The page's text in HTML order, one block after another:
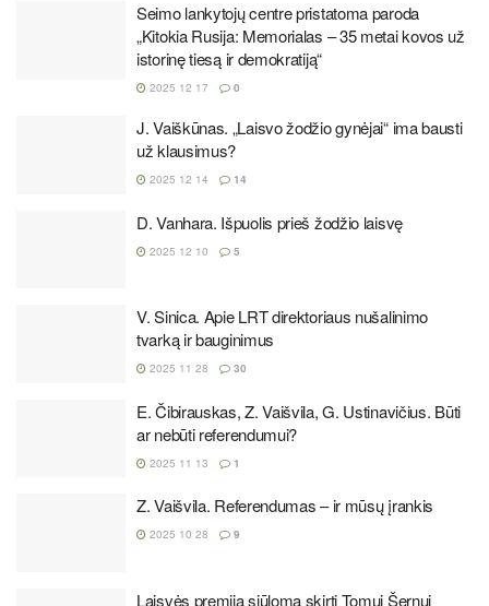
Seimo lankytojų centre pristatoma paroda
„Kitokia Rusija: Memorialas – 35 metai kovos už
istorinę tiesą ir demokratiją“
2025 12 17 0
J. Vaiškūnas. „Laisvo žodžio gynėjai“ ima bausti
už klausimus?
2025 12 14 14
D. Vanhara. Išpuolis prieš žodžio laisvę
2025 12 10 5
V. Sinica. Apie LRT direktoriaus nušalinimo
tvarką ir bauginimus
2025 11 28 30
E. Čibirauskas, Z. Vaišvila, G. Ustinavičius. Būti
ar nebūti referendumui?
2025 11 13 1
Z. Vaišvila. Referendumas – ir mūsų įrankis
2025 10 28 9
Laisvės premiją siūloma skirti Tomui Šernui